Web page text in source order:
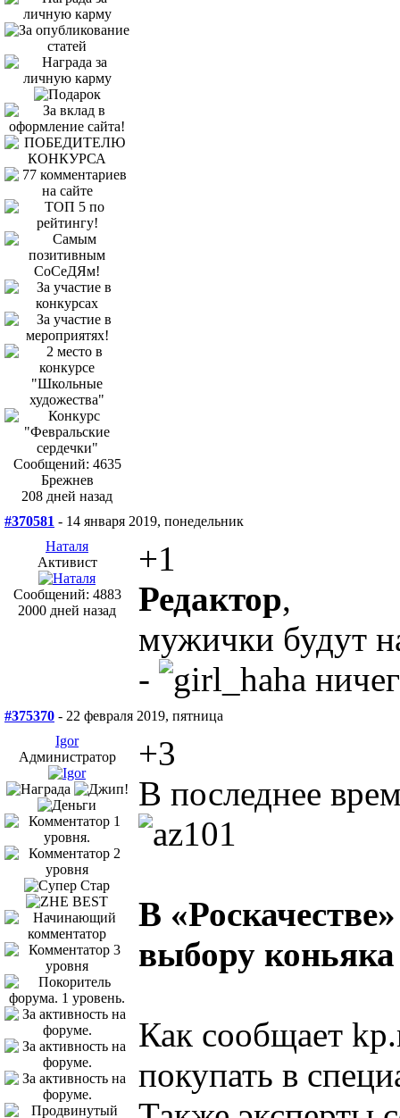
Сообщений: 4635
Брежнев
208 дней назад
#370581 - 14 января 2019, понедельник
Наталя
Активист
Сообщений: 4883
2000 дней назад
+1
Редактор,
мужички будут
-
#375370 - 22 февраля 2019, пятница
Igor
Администратор
+3
В последнее
В
выбору коньяка
Как сообщает
покупать в